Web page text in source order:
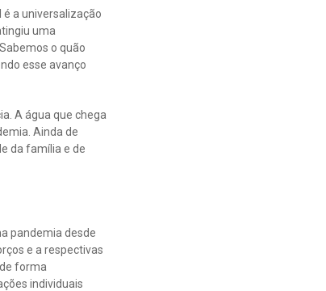
é a universalização
uma
o quão
esse avanço
A água que chega
Ainda de
da família e de
pandemia desde
e a respectivas
forma
individuais